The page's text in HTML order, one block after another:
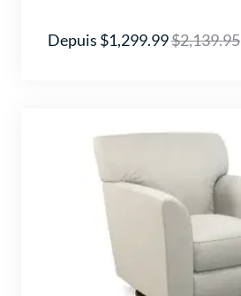
Depuis $1,299.99$2,139.95